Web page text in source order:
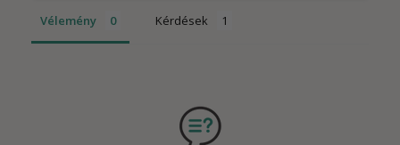
Vélemény Kérdések